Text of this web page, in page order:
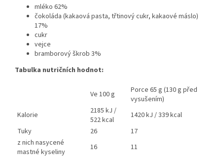
mléko 62%
čokoláda (kakaová pasta, třtinový cukr, kakaové máslo)
17%
cukr
vejce
bramborový škrob 3%
Tabulka nutričních hodnot:
Ve 100 g
Porce 65 g (130 g před
vysušením)
Kalorie
2185 kJ /
522 kcal
1420 kJ / 339 kcal
Tuky
26
17
z nich nasycené
mastné kyseliny
16
11